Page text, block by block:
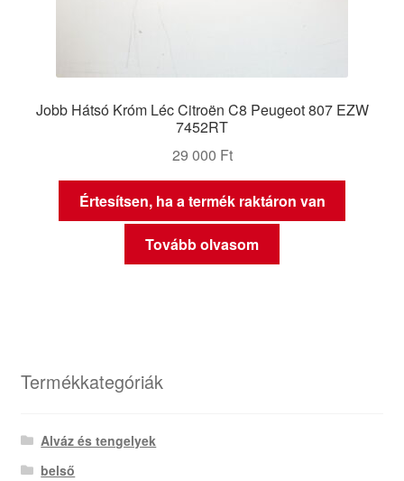
Jobb Hátsó Króm Léc Citroën C8 Peugeot 807 EZW
7452RT
29 000 Ft
Értesítsen, ha a termék raktáron van
Tovább olvasom
Termékkategóriák
Alváz és tengelyek
belső